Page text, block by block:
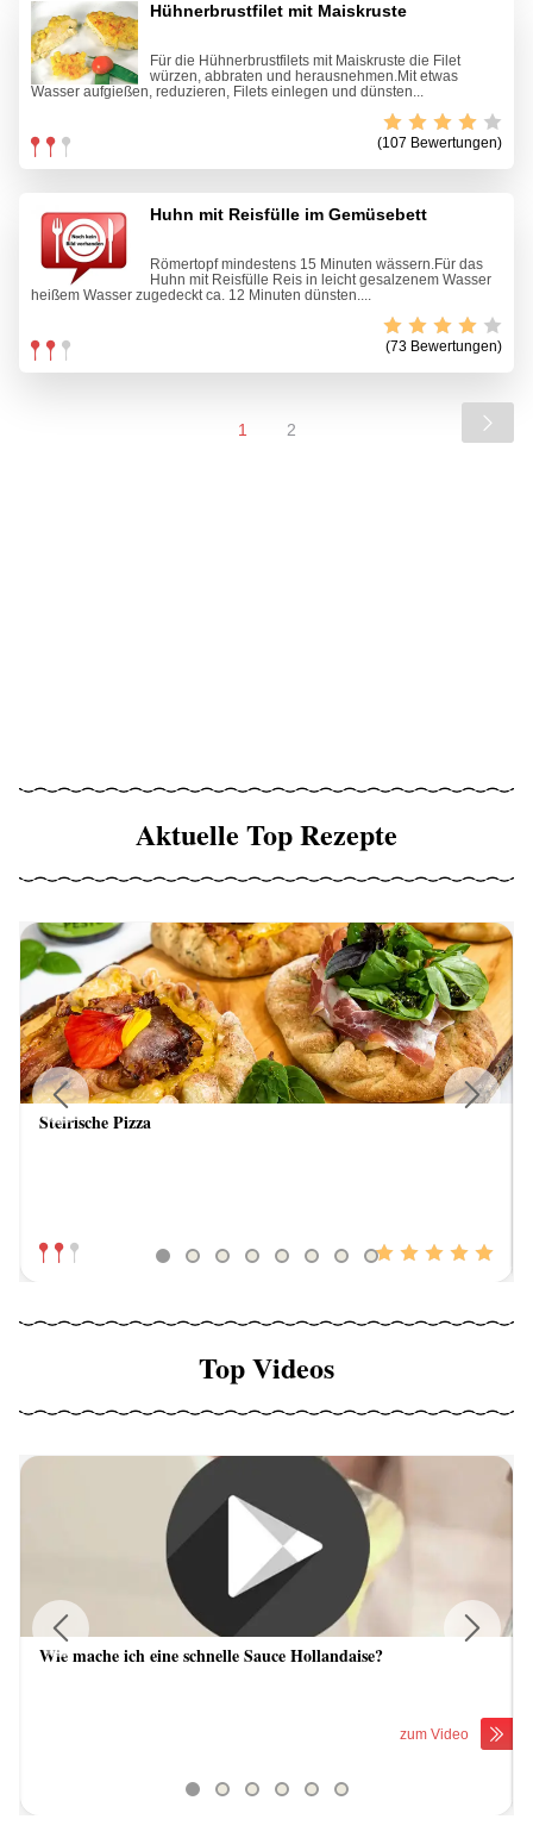
Hühnerbrustfilet mit Maiskruste
Für die Hühnerbrustfilets mit Maiskruste die Filet
würzen, abbraten und herausnehmen.Mit etwas
Wasser aufgießen, reduzieren, Filets einlegen und dünsten...
(107 Bewertungen)
Huhn mit Reisfülle im Gemüsebett
Römertopf mindestens 15 Minuten wässern.Für das
Huhn mit Reisfülle Reis in leicht gesalzenem Wasser
heißem Wasser zugedeckt ca. 12 Minuten dünsten....
(73 Bewertungen)
1 2
Aktuelle Top Rezepte
Steirische Pizza
Previous
Top Videos
Wie mache ich eine schnelle Sauce Hollandaise?
zum Video
Previous